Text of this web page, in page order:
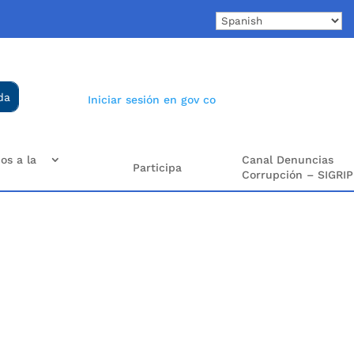
Iniciar sesión en gov co
a la
Participa
Canal Denuncias
Corrupción – SIGRIP